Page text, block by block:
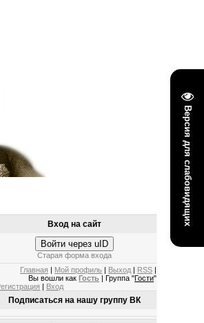
Версия для слабовидящих
Вход на сайт
Войти через uID
Старая форма входа
Главная
Мой профиль Выход RSS
Вы вошли как Гость | Группа "Гости"
Вход
Подписаться на нашу группу ВК